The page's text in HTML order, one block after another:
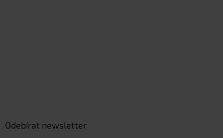
Odebírat newsletter